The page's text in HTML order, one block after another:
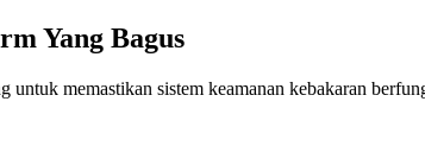
Yang Bagus
untuk memastikan sistem keamanan kebakaran